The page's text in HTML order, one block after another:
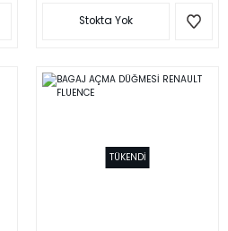
Stokta Yok
TÜKENDİ